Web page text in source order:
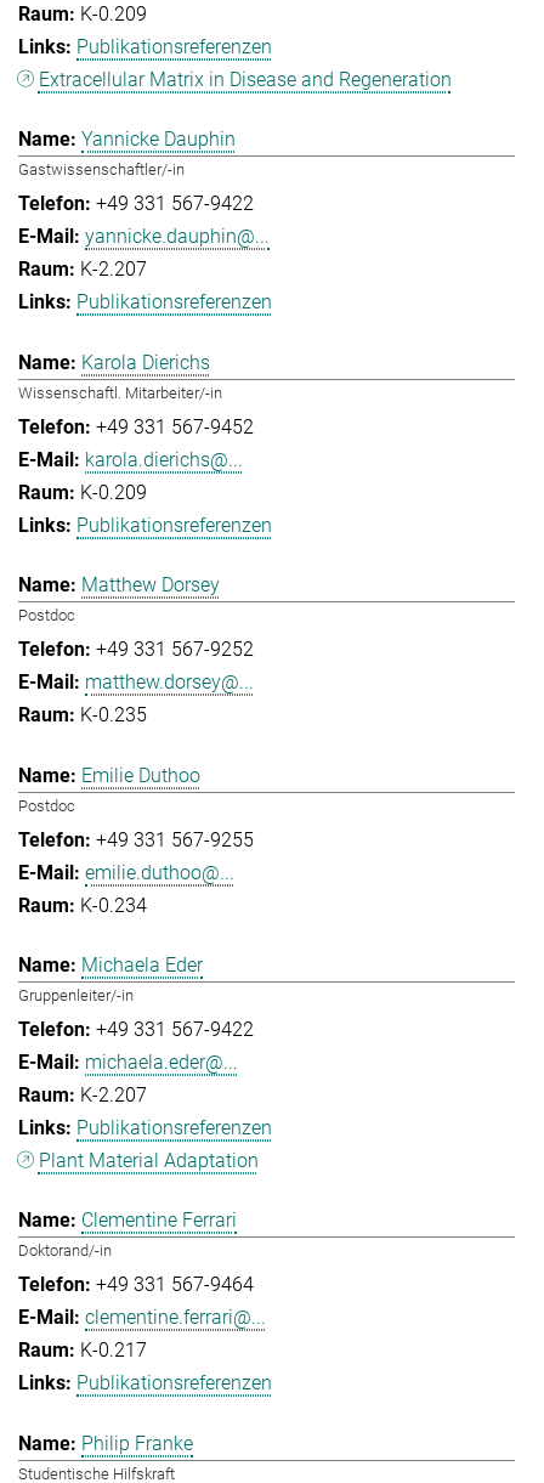
K-0.209
Publikationsreferenzen
Extracellular Matrix in Disease and Regeneration
Yannicke Dauphin
Gastwissenschaftler/-in
+49 331 567-9422
yannicke.dauphin@...
K-2.207
Publikationsreferenzen
Karola Dierichs
Wissenschaftl. Mitarbeiter/-in
+49 331 567-9452
karola.dierichs@...
K-0.209
Publikationsreferenzen
Matthew Dorsey
Postdoc
+49 331 567-9252
matthew.dorsey@...
K-0.235
Emilie Duthoo
Postdoc
+49 331 567-9255
emilie.duthoo@...
K-0.234
Michaela Eder
Gruppenleiter/-in
+49 331 567-9422
michaela.eder@...
K-2.207
Publikationsreferenzen
Plant Material Adaptation
Clementine Ferrari
Doktorand/-in
+49 331 567-9464
clementine.ferrari@...
K-0.217
Publikationsreferenzen
Philip Franke
Studentische Hilfskraft